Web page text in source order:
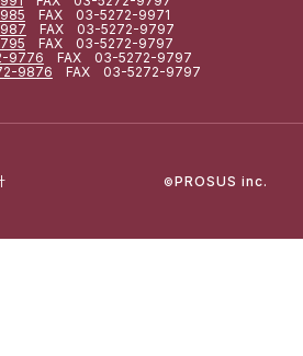
FAX 03-5272-9971
FAX 03-5272-9797
FAX 03-5272-9797
9776 FAX 03-5272-9797
9876 FAX 03-5272-9797
©PROSUS inc.